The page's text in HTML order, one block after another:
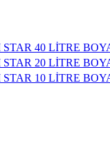
STAR 40 LİTRE
STAR 20 LİTRE
STAR 10 LİTRE